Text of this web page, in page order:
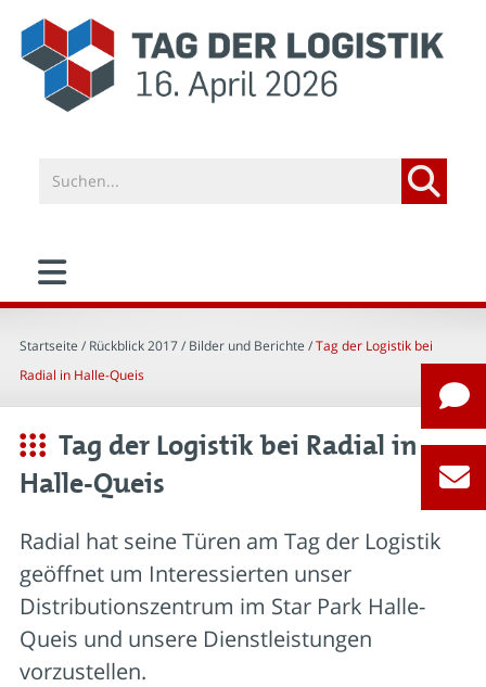
Startseite / Rückblick 2017 / Bilder und Berichte /Tag der Logistik bei
Radial in Halle-Queis
Tag der Logistik bei Radial in
Halle-Queis
Radial hat seine Türen am Tag der Logistik
geöffnet um Interessierten unser
Distributionszentrum im Star Park Halle-
Queis und unsere Dienstleistungen
vorzustellen.